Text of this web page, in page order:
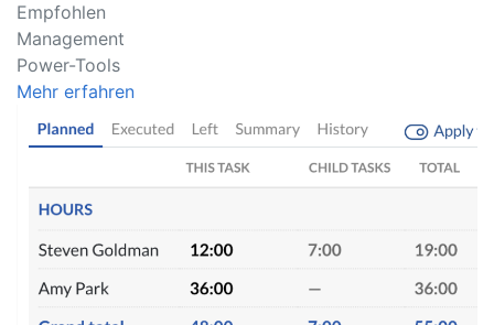
Empfohlen
Management
Power-Tools
Mehr erfahren